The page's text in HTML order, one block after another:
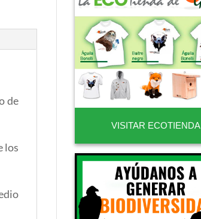
de
los
VISITAR ECOTIENDA